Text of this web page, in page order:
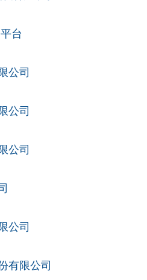
台
公司
公司
公司
公司
有限公司